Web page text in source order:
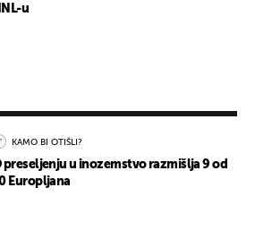
u
KAMO BI OTIŠLI?
preseljenju u inozemstvo razmišlja 9 od
Europljana